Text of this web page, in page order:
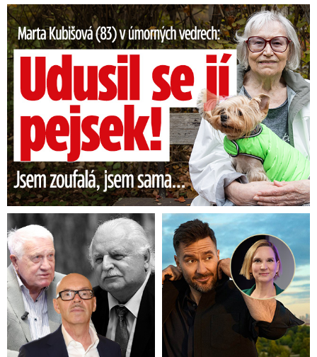
Marta Kubišová (83) v úmorných vedrech: Udusil se jí pejsek!